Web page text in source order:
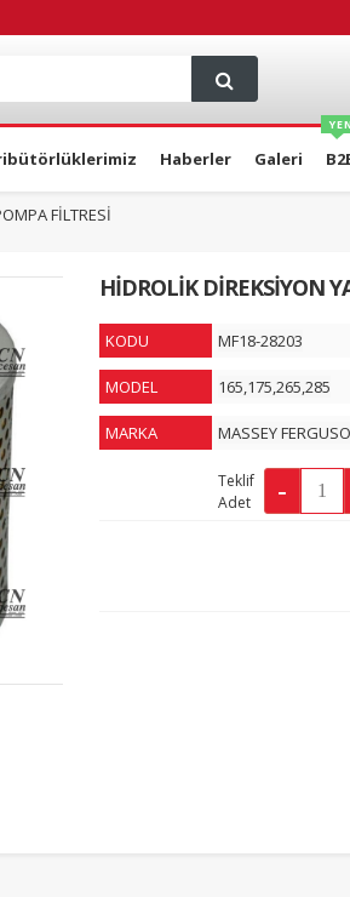
Haberler Galeri
FİLTRESİ
HİDROLİK DİREKSİYON
KODU MF18-28203
MODEL 165,175,265,285
MARKA MASSEY
Teklif
Adet